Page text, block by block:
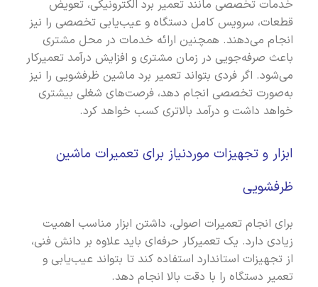
خدمات تخصصی مانند تعمیر برد الکترونیکی، تعویض
قطعات، سرویس کامل دستگاه و عیب‌یابی تخصصی را نیز
انجام می‌دهند. همچنین ارائه خدمات در محل مشتری
باعث صرفه‌جویی در زمان مشتری و افزایش درآمد تعمیرکار
می‌شود. اگر فردی بتواند تعمیر برد ماشین ظرفشویی را نیز
به‌صورت تخصصی انجام دهد، فرصت‌های شغلی بیشتری
خواهد داشت و درآمد بالاتری کسب خواهد کرد.
ابزار و تجهیزات موردنیاز برای تعمیرات ماشین
ظرفشویی
برای انجام تعمیرات اصولی، داشتن ابزار مناسب اهمیت
زیادی دارد. یک تعمیرکار حرفه‌ای باید علاوه بر دانش فنی،
از تجهیزات استاندارد استفاده کند تا بتواند عیب‌یابی و
تعمیر دستگاه را با دقت بالا انجام دهد.